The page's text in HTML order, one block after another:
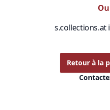
s.collections.at
Retour à la